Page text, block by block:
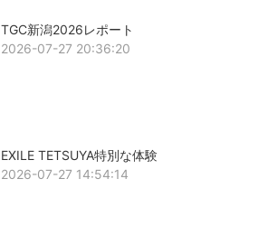
TGC新潟2026レポート
2026-07-27 20:36:20
EXILE TETSUYA特別な体験
2026-07-27 14:54:14